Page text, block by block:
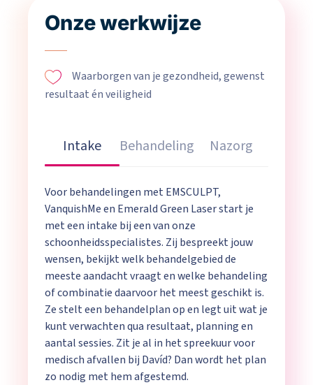
Onze werkwijze
Waarborgen van je gezondheid, gewenst
resultaat én veiligheid
Intake Behandeling Nazorg
Voor behandelingen met EMSCULPT,
VanquishMe en Emerald Green Laser start je
met een intake bij een van onze
schoonheidsspecialistes. Zij bespreekt jouw
wensen, bekijkt welk behandelgebied de
meeste aandacht vraagt en welke behandeling
of combinatie daarvoor het meest geschikt is.
Ze stelt een behandelplan op en legt uit wat je
kunt verwachten qua resultaat, planning en
aantal sessies. Zit je al in het spreekuur voor
medisch afvallen bij Davíd? Dan wordt het plan
zo nodig met hem afgestemd.